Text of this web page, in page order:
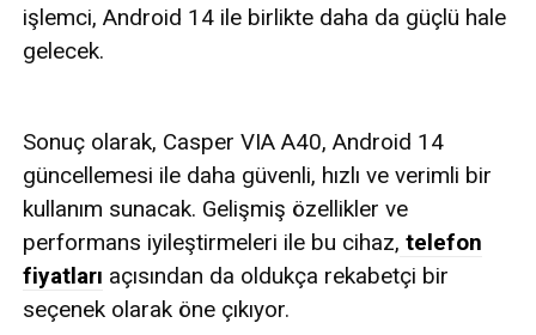
işlemci, Android 14 ile birlikte daha da güçlü hale
gelecek.
Sonuç olarak, Casper VIA A40, Android 14
güncellemesi ile daha güvenli, hızlı ve verimli bir
kullanım sunacak. Gelişmiş özellikler ve
performans iyileştirmeleri ile bu cihaz, telefon
fiyatları açısından da oldukça rekabetçi bir
seçenek olarak öne çıkıyor.